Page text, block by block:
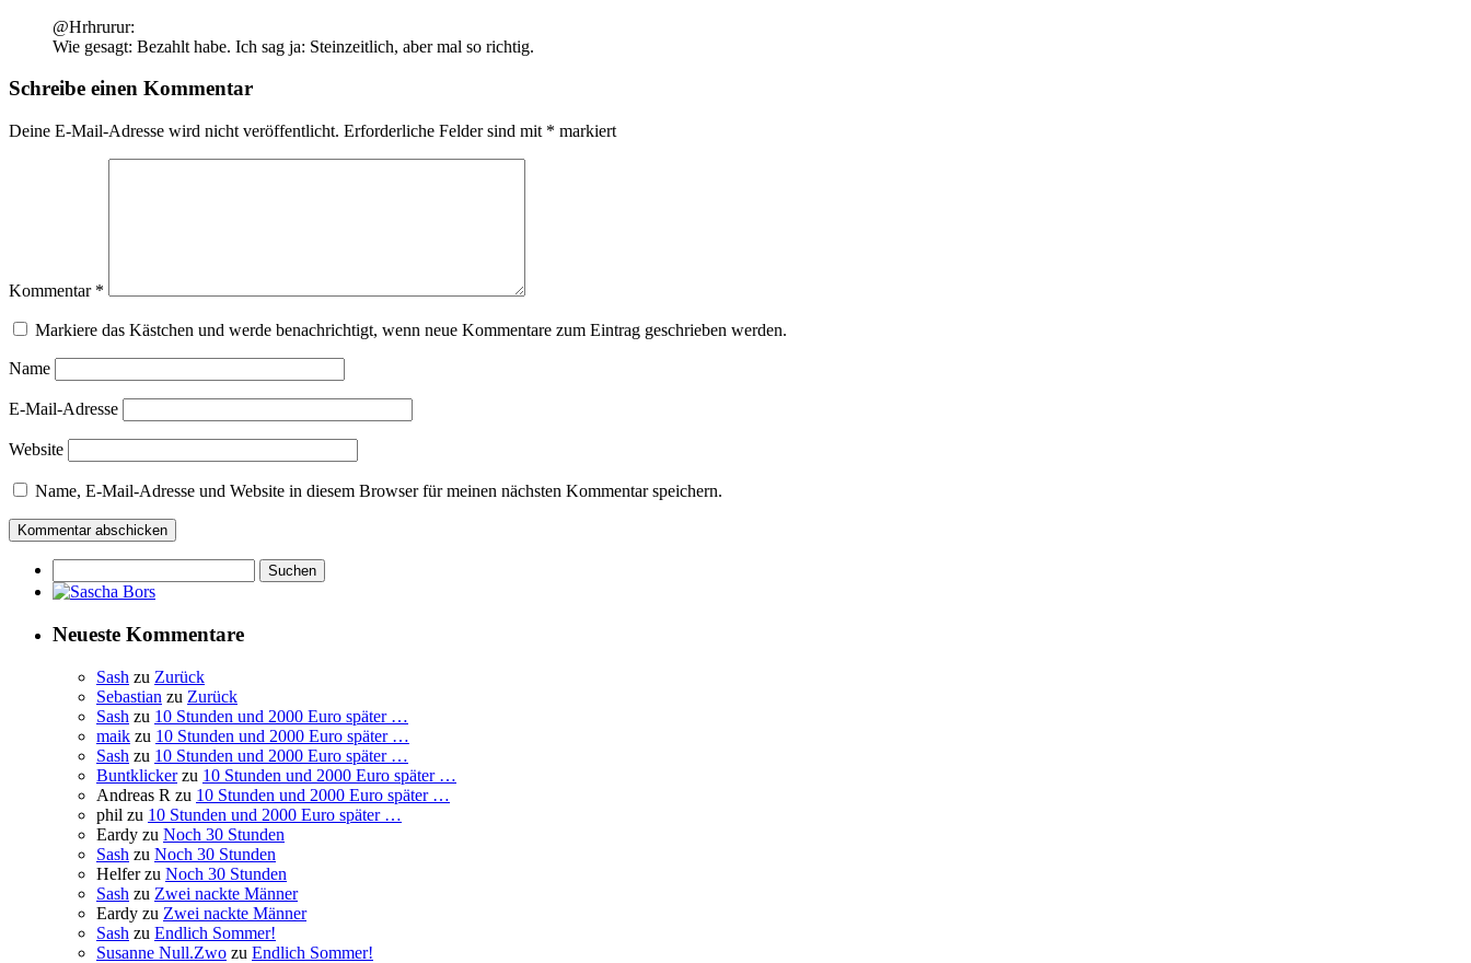
@Hrhrurur:
Wie gesagt: Bezahlt habe. Ich sag ja: Steinzeitlich, aber mal so richtig.
Schreibe einen Kommentar
Deine E-Mail-Adresse wird nicht veröffentlicht. Erforderliche Felder sind mit * markiert
Kommentar *
Markiere das Kästchen und werde benachrichtigt, wenn neue Kommentare zum Eintrag geschrieben werden.
Name
E-Mail-Adresse
Website
Name, E-Mail-Adresse und Website in diesem Browser für meinen nächsten Kommentar speichern.
nach:
Neueste Kommentare
Sash zu Zurück
Sebastian zu Zurück
Sash zu 10 Stunden und 2000 Euro später …
maik zu 10 Stunden und 2000 Euro später …
Sash zu 10 Stunden und 2000 Euro später …
Buntklickerzu 10 Stunden und 2000 Euro später …
Andreas R zu 10 Stunden und 2000 Euro später …
phil zu 10 Stunden und 2000 Euro später …
Eardy zu Noch 30 Stunden
Sash zu Noch 30 Stunden
Helferzu Noch 30 Stunden
Sash zu Zwei nackte Männer
Eardy zu Zwei nackte Männer
Sash zu Endlich Sommer!
Susanne Null.Zwo zu Endlich Sommer!